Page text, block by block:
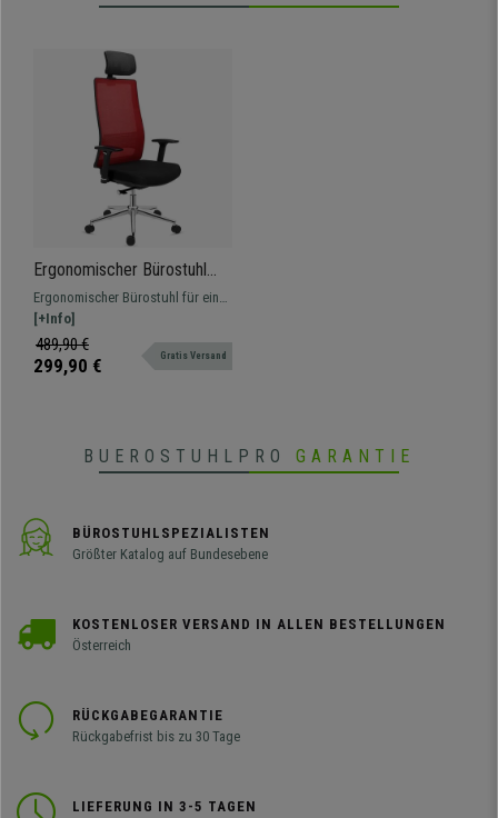
Ergonomischer Bürostuhl
SANTOS, Kopfstütze, 8h-
Nutzung, Farbe Rot
Ergonomischer Bürostuhl für eine
intensive Nutzung von 8 Stunden
geeignet. Ausgezeichnete Qualität
mit verchromtem Gestell und
[+Info]
489,90 €
299,90 € Gratis Versand
BUEROSTUHLPRO GARANTIE
BÜROSTUHLSPEZIALISTEN
Größter Katalog auf Bundesebene
KOSTENLOSER VERSAND IN ALLEN BESTELLUNGEN
Österreich
RÜCKGABEGARANTIE
Rückgabefrist bis zu 30 Tage
LIEFERUNG IN 3-5 TAGEN